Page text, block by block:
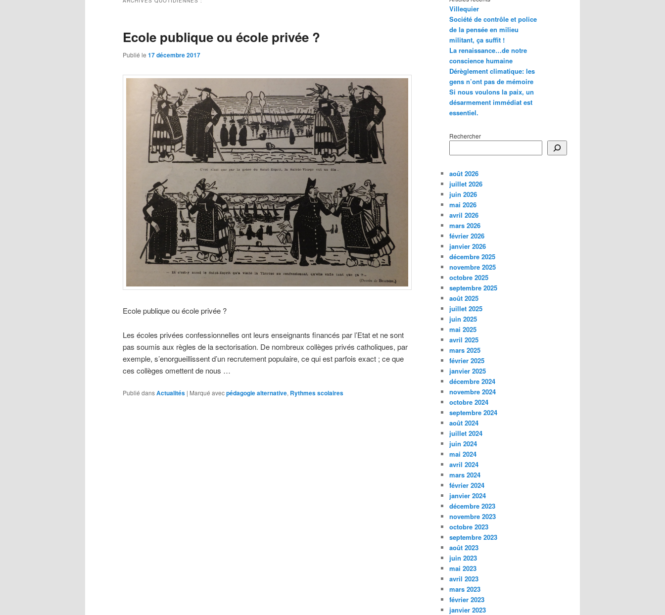
Ecole publique ou école privée ?
Publié le 17 décembre 2017
Ecole publique ou école privée ?
Les écoles privées confessionnelles ont leurs enseignants financés par l’Etat et ne sont
pas soumis aux règles de la sectorisation. De nombreux collèges privés catholiques, par
exemple, s’enorgueillissent d’un recrutement populaire, ce qui est parfois exact ; ce que
ces collèges omettent de nous …
Publié dansActualités | Marqué avecpédagogie alternative, Rythmes scolaires
Villequier
Société de contrôle et police
de la pensée en milieu
militant, ça suffit !
La renaissance…de notre
conscience humaine
Dérèglement climatique: les
gens n’ont pas de mémoire
Si nous voulons la paix, un
désarmement immédiat est
essentiel.
Rechercher
août 2026
juillet 2026
juin 2026
mai 2026
avril 2026
mars 2026
février 2026
janvier 2026
décembre 2025
novembre 2025
octobre 2025
septembre 2025
août 2025
juillet 2025
juin 2025
mai 2025
avril 2025
mars 2025
février 2025
janvier 2025
décembre 2024
novembre 2024
octobre 2024
septembre 2024
août 2024
juillet 2024
juin 2024
mai 2024
avril 2024
mars 2024
février 2024
janvier 2024
décembre 2023
novembre 2023
octobre 2023
septembre 2023
août 2023
juin 2023
mai 2023
avril 2023
mars 2023
février 2023
janvier 2023